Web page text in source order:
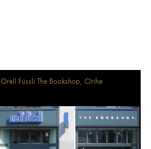
Orell Füssli The Bookshop, Cīrihe